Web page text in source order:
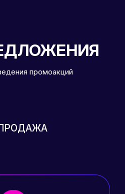
промоакций